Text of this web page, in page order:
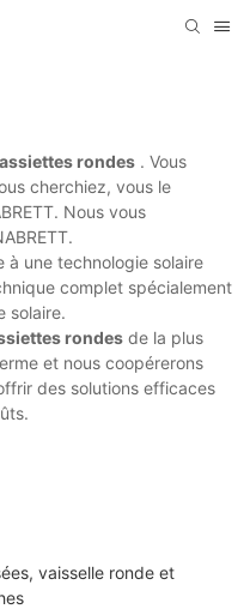
rondes . Vous
cherchiez, vous le
Nous vous
à une technologie solaire
complet spécialement
solaire.
rondes de la plus
et nous coopérerons
des solutions efficaces